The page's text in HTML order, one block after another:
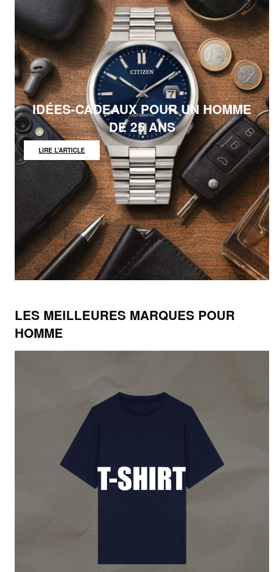
IDÉES-CADEAUX POUR UN HOMME
DE 25 ANS
LIRE L’ARTICLE
IDÉES-
CADEAUX
POUR
UN
HOMME
DE
25
ANS
LES MEILLEURES MARQUES POUR
HOMME